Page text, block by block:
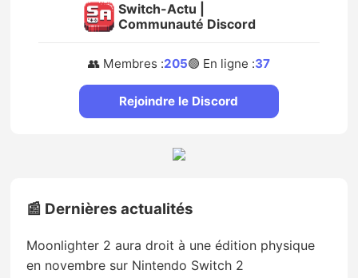
Switch-Actu |
Communauté Discord
👥 Membres :205🟢 En ligne :37
Rejoindre le Discord
📰 Dernières actualités
Moonlighter 2 aura droit à une édition physique
en novembre sur Nintendo Switch 2